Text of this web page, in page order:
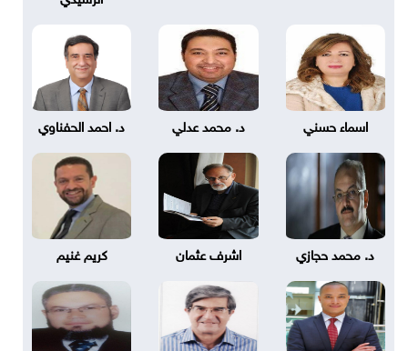
اسماء حسني د. محمد عدلي د. احمد الحفناوي
د. محمد حجازي اشرف عثمان كريم غنيم